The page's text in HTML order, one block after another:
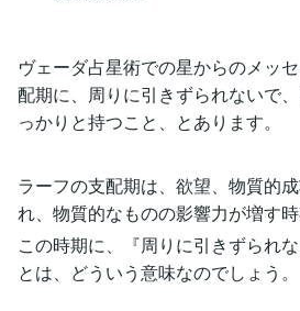
ヴェーダ占星術での星からのメッ
配期に、周りに引きずられないで
っかりと持つこと、とあります。
ラーフの支配期は、欲望、物質的
れ、物質的なものの影響力が増す時
この時期に、『周りに引きずられ
とは、どういう意味なのでしょう。